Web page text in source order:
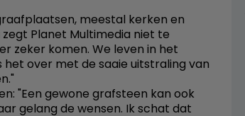
meestal kerken en
Planet Multimedia niet te
zeker komen. We leven in het
over met de saaie uitstraling van
"Een gewone grafsteen kan ook
gelang de wensen. Ik schat dat